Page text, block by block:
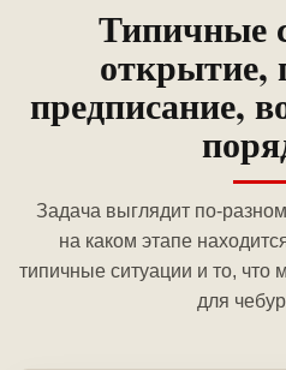
Типичные
открытие,
предписание,
Задача выглядит по-
на каком этапе
типичные ситуации и то,
для